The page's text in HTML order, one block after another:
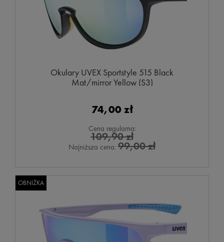
Okulary UVEX Sportstyle 515 Black
Mat/mirror Yellow (S3)
74,00 zł
Cena regularna:
109,90 zł
Najniższa cena: 99,00 zł
OBNIŻKA